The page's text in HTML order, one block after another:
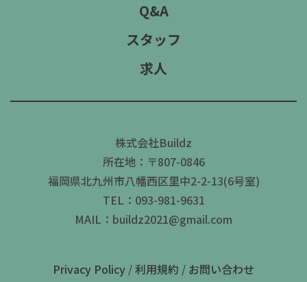
Q&A
スタッフ
求人
株式会社Buildz
所在地：〒807-0846
福岡県北九州市八幡西区里中2-2-13(6号室)
TEL：093-981-9631
MAIL：buildz2021@gmail.com
Privacy Policy /利用規約 / お問い合わせ